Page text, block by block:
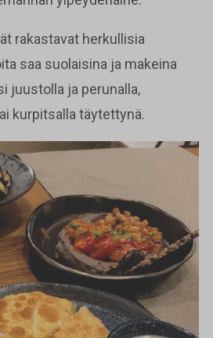
rakastavat herkullisia
saa suolaisina ja makeina
juustolla ja perunalla,
kurpitsalla täytettynä.